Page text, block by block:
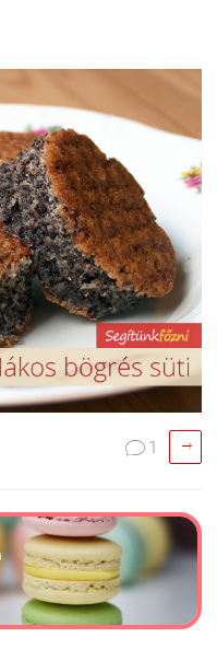
 1 